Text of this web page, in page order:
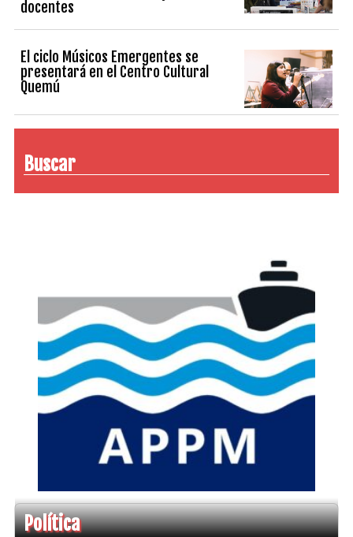
docentes
El ciclo Músicos Emergentes se
presentará en el Centro Cultural
Quemú
Buscar
Política